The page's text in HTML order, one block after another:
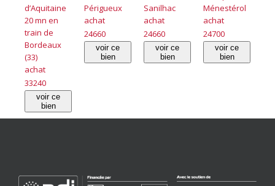
d’Aquitaine
20 mn en
train de
Bordeaux
(33)
achat
33240
voir ce
bien
Périgueux
achat
24660
voir ce
bien
Sanilhac
achat
24660
voir ce
bien
Ménestérol
achat
24700
voir ce
bien